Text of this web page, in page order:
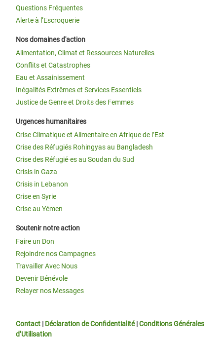
Questions Fréquentes
Alerte à l’Escroquerie
Nos domaines d'action
Alimentation, Climat et Ressources Naturelles
Conflits et Catastrophes
Eau et Assainissement
Inégalités Extrêmes et Services Essentiels
Justice de Genre et Droits des Femmes
Urgences humanitaires
Crise Climatique et Alimentaire en Afrique de l’Est
Crise des Réfugiés Rohingyas au Bangladesh
Crise des Réfugié·es au Soudan du Sud
Crisis in Gaza
Crisis in Lebanon
Crise en Syrie
Crise au Yémen
Soutenir notre action
Faire un Don
Rejoindre nos Campagnes
Travailler Avec Nous
Devenir Bénévole
Relayer nos Messages
Contact | Déclaration de Confidentialité|Conditions Générales
d’Utilisation